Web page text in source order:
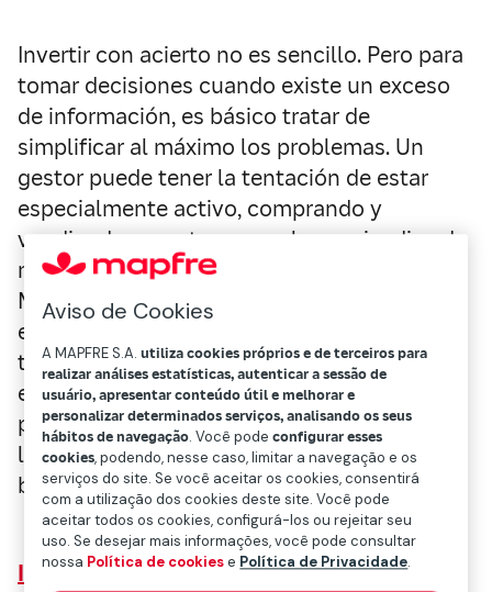
Invertir con acierto no es sencillo. Pero para
tomar decisiones cuando existe un exceso
de información, es básico tratar de
simplificar al máximo los problemas. Un
gestor puede tener la tentación de estar
especialmente activo, comprando y
vendiendo, en estos convulsos episodios de
mercado, pero para Luis García, gestor de
Mapfre AM, el éxito consiste precisamente
en saber cuándo debemos estar quietos y
tener paciencia. En este artículo publicado
en ElEconomista, explica cuáles son las
preguntas que debe hacerse el invesor a
largo plazo en un momento de constante
bombardeo de datos e información .
Investing in good governance, a vaccine
Aviso de Cookies
A MAPFRE S.A.utiliza cookies próprios e de terceiros para
realizar análises estatísticas, autenticar a sessão de
usuário, apresentar conteúdo útil e melhorar e
personalizar determinados serviços, analisando os seus
hábitos de navegação. Você podeconfigurar esses
cookies, podendo, nesse caso, limitar a navegação e os
serviços do site. Se você aceitar os cookies, consentirá
com a utilização dos cookies deste site. Você pode
aceitar todos os cookies, configurá-los ou rejeitar seu
uso. Se desejar mais informações, você pode consultar
nossa Política de cookiese Política de Privacidade.